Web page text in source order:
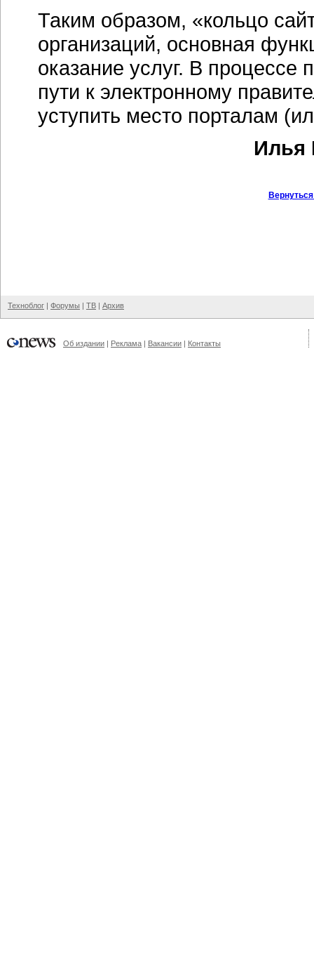
Таким образом, «кольцо
организаций, основная
оказание услуг. В процессе
пути к электронному
уступить место порталам
Илья
Техноблог | Форумы | ТВ | Архив
Об издании | Реклама | Вакансии | Контакты